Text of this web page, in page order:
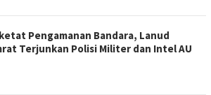
Pengamanan Bandara, Lanud
Terjunkan Polisi Militer dan Intel AU